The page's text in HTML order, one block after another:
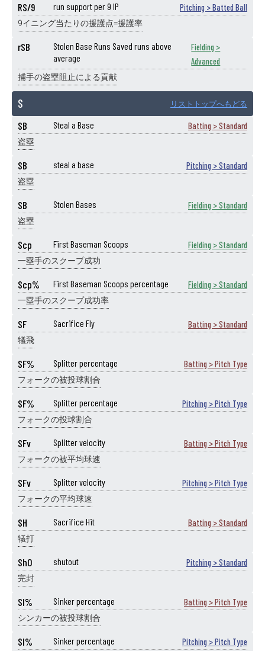
RS/9 run support per 9 IP Pitching > Batted Ball
9イニング当たりの援護点=援護率
rSB
Stolen Base Runs Saved runs above
average
Fielding >
Advanced
捕手の盗塁阻止による貢献
S リストトップへもどる
SB Steal a Base Batting > Standard
盗塁
SB steal a base Pitching > Standard
盗塁
SB Stolen Bases Fielding > Standard
盗塁
Scp First Baseman Scoops Fielding > Standard
一塁手のスクープ成功
Scp% First Baseman Scoops percentage Fielding > Standard
一塁手のスクープ成功率
SF Sacrifice Fly Batting > Standard
犠飛
SF% Splitter percentage Batting > Pitch Type
フォークの被投球割合
SF% Splitter percentage Pitching > Pitch Type
フォークの投球割合
SFv Splitter velocity Batting > Pitch Type
フォークの被平均球速
SFv Splitter velocity Pitching > Pitch Type
フォークの平均球速
SH Sacrifice Hit Batting > Standard
犠打
ShO shutout Pitching > Standard
完封
SI% Sinker percentage Batting > Pitch Type
シンカーの被投球割合
SI% Sinker percentage Pitching > Pitch Type